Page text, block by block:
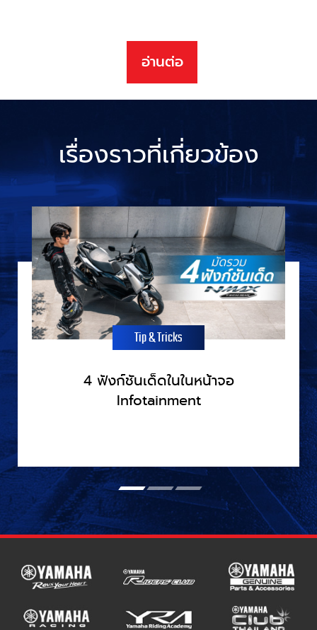
อ่านต่อ
เรื่องราวที่เกี่ยวข้อง
Tip & Tricks
4 ฟังก์ชันเด็ดในในหน้าจอ
Infotainment